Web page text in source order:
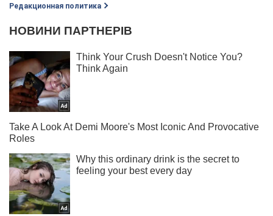
Редакционная политика